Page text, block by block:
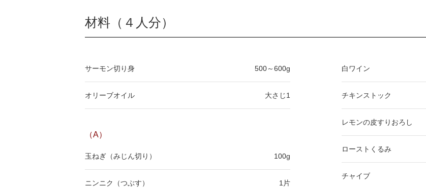
材料（４人分）
サーモン切り身 500～600g
オリーブオイル 大さじ1
（A）
玉ねぎ（みじん切り） 100g
ニンニク（つぶす） 1片
白ワイン
チキンストック
レモンの皮すりおろし
ローストくるみ
チャイブ